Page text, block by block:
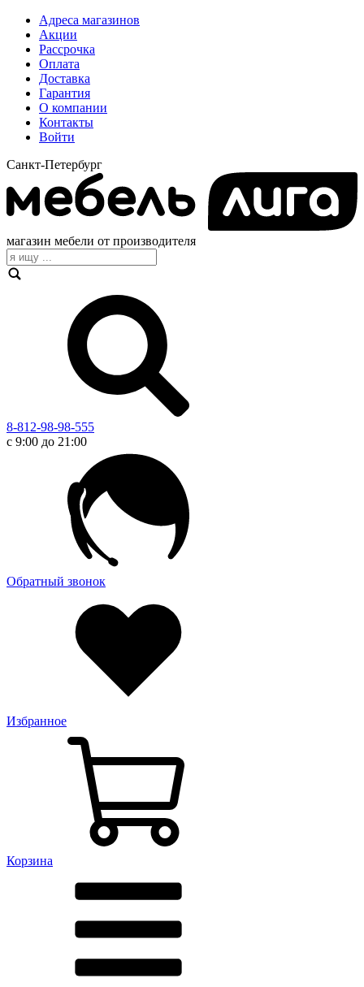
Адреса магазинов
Акции
Рассрочка
Оплата
Доставка
Гарантия
О компании
Контакты
Войти
Санкт-Петербург
магазин мебели от производителя
8-812-98-98-555
с 9:00 до 21:00
Обратный звонок
Избранное
Корзина